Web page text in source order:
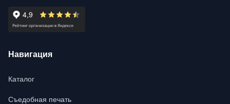
Навигация
Каталог
Съедобная печать